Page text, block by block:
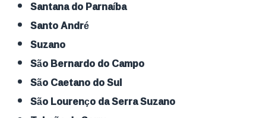
Santana do Parnaíba
Santo André
Suzano
São Bernardo do Campo
São Caetano do Sul
São Lourenço da Serra Suzano